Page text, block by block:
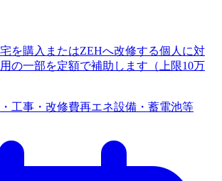
を購入またはZEHへ改修する個人に対
の一部を定額で補助します（上限10万
工事・改修費再エネ設備・蓄電池等